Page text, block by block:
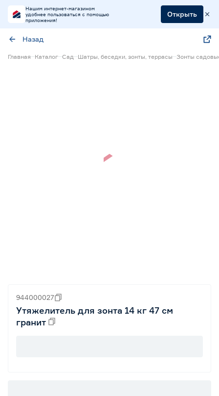
Нашим интернет-магазином
удобнее пользоваться с помощью
приложения!
Открыть
Назад
Главная Каталог Сад Шатры, беседки, зонты, террасы Зонты
944000027
Утяжелитель для зонта 14 кг 47 см
гранит